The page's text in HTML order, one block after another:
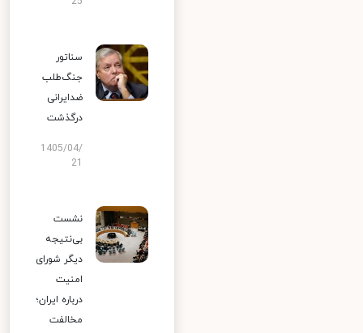
سناتور
جنگ‌طلب
ضدایرانی
درگذشت
1405/04/
نشست
بی‌نتیجه
دیگر شورای
امنیت
درباره ایران؛
مخالفت